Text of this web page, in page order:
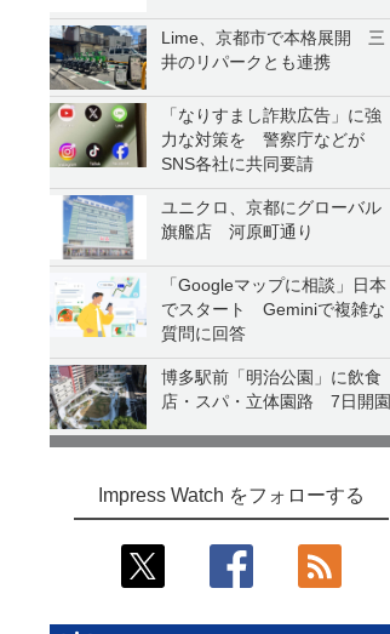
Lime、京都市で本格展開 三
井のリパークとも連携
「なりすまし詐欺広告」に強
力な対策を 警察庁などが
SNS各社に共同要請
ユニクロ、京都にグローバル
旗艦店 河原町通り
「Googleマップに相談」日本
でスタート Geminiで複雑な
質問に回答
博多駅前「明治公園」に飲食
店・スパ・立体園路 7日開園
Impress Watch をフォローする